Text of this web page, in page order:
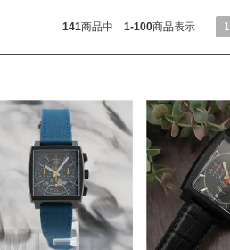
141商品中 1-100商品表示 1